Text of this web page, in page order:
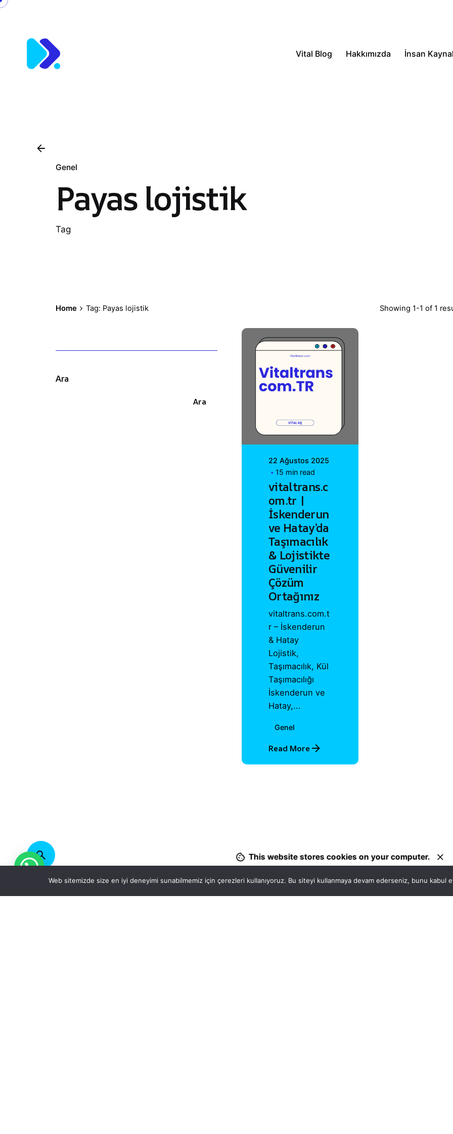
Skip
Vital Blog Hakkımızda İnsan
Genel
Payas lojistik
Tag
Home Tag: Payas lojistik Showing 1-1 of 1
Ara
Ara
Webmaster
22 Ağustos 2025
15 min read
vitaltrans.c
om.tr |
İskenderun
ve Hatay’da
Taşımacılık
& Lojistikte
Güvenilir
Çözüm
Ortağınız
vitaltrans.com.t
r – İskenderun
& Hatay
Lojistik,
Taşımacılık, Kül
Taşımacılığı
İskenderun ve
Hatay,...
Genel
Read More
This website stores cookies on your computer.
Web sitemizde size en iyi deneyimi sunabilmemiz için çerezleri kullanıyoruz. Bu siteyi kullanmaya devam ederseniz, bunu kabul